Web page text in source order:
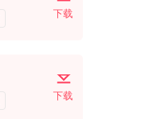
下载
下载